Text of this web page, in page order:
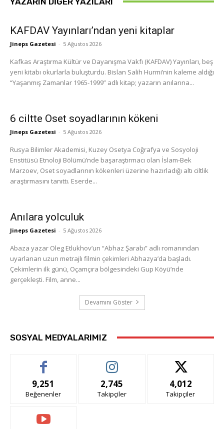
KAFDAV Yayınları’ndan yeni kitaplar
Jineps Gazetesi - 5 Ağustos 2026
Kafkas Araştırma Kültür ve Dayanışma Vakfı (KAFDAV) Yayınları, beş
yeni kitabı okurlarla buluşturdu. Bislan Salih Hurmi’nin kaleme aldığı
“Yaşanmış Zamanlar 1965-1999” adlı kitap; yazarın anılarına...
6 ciltte Oset soyadlarının kökeni
Jineps Gazetesi - 5 Ağustos 2026
Rusya Bilimler Akademisi, Kuzey Osetya Coğrafya ve Sosyoloji
Enstitüsü Etnoloji Bölümü’nde başaraştırmacı olan İslam-Bek
Marzoev, Oset soyadlarının kökenleri üzerine hazırladığı altı ciltlik
araştırmasını tanıttı. Eserde...
Anılara yolculuk
Jineps Gazetesi - 5 Ağustos 2026
Abaza yazar Oleg Etlukhov’un “Abhaz Şarabı” adlı romanından
uyarlanan uzun metrajlı filmin çekimleri Abhazya’da başladı.
Çekimlerin ilk günü, Oçamçıra bölgesindeki Gup Köyü’nde
gerçekleşti. Film, anne...
Devamını Göster
SOSYAL MEDYALARIMIZ
9,251
Beğenenler
2,745
Takipçiler
4,012
Takipçiler